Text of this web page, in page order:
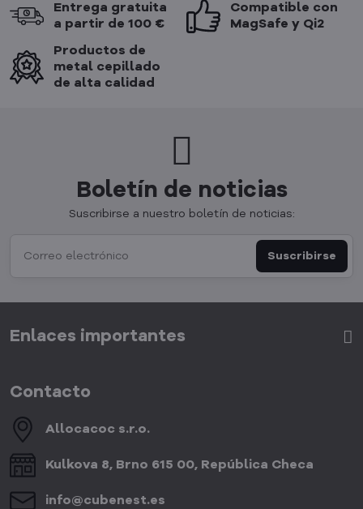
Entrega gratuita
a partir de 100 €
Compatible con
MagSafe y Qi2
Productos de
metal cepillado
de alta calidad
Boletín de noticias
Suscribirse a nuestro boletín de noticias:
Suscribirse
Enlaces importantes
Contacto
Allocacoc s​.r​.o​.
Kulkova 8, Brno 615 00, República Checa
info​@cubenest​.es